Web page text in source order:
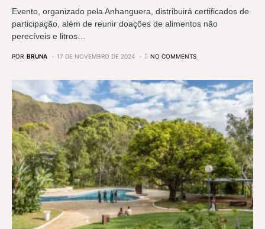
Evento, organizado pela Anhanguera, distribuirá certificados de
participação, além de reunir doações de alimentos não
perecíveis e litros…
POR BRUNA 17 DE NOVEMBRO DE 2024 NO COMMENTS